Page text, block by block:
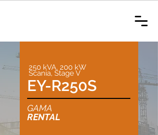
250 kVA, 200 kW
Scania, Stage V
EY-R250S
GAMA
RENTAL